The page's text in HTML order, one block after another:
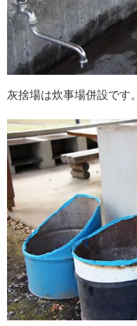
灰捨場は炊事場併設です。